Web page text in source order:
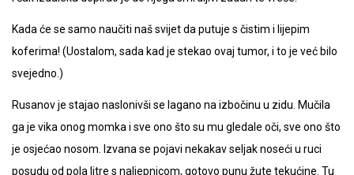
Kada će se samo naučiti naš svijet da putuje s čistim i lijepim
koferima! (Uostalom, sada kad je stekao ovaj tumor, i to je već bilo
svejedno.)
Rusanov je stajao naslonivši se lagano na izbočinu u zidu. Mučila
ga je vika onog momka i sve ono što su mu gledale oči, sve ono što
je osjećao nosom. Izvana se pojavi nekakav seljak noseći u ruci
posudu od pola litre s naljepnicom, gotovo punu žute tekućine. Tu